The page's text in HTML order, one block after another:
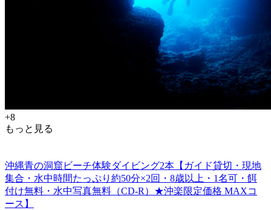
+8
もっと見る
沖縄青の洞窟ビーチ体験ダイビング2本【ガイド貸切・現地
集合・水中時間たっぷり約50分×2回・8歳以上・1名可・餌
付け無料・水中写真無料（CD-R）★沖楽限定価格 MAXコ
ース】